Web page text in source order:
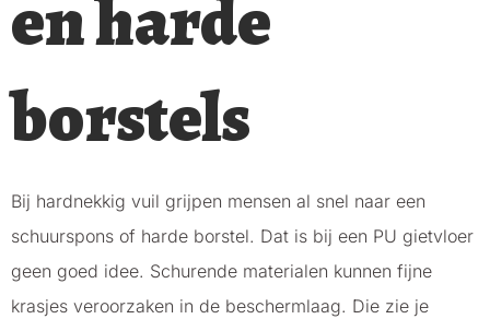
en harde
borstels
Bij hardnekkig vuil grijpen mensen al snel naar een
schuurspons of harde borstel. Dat is bij een PU gietvloer
geen goed idee. Schurende materialen kunnen fijne
krasjes veroorzaken in de beschermlaag. Die zie je